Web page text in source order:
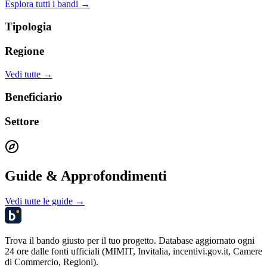
Esplora tutti i bandi →
Tipologia
Regione
Vedi tutte →
Beneficiario
Settore
Guide & Approfondimenti
Vedi tutte le guide →
Trova il bando giusto per il tuo progetto. Database aggiornato ogni
24 ore dalle fonti ufficiali (MIMIT, Invitalia, incentivi.gov.it, Camere
di Commercio, Regioni).